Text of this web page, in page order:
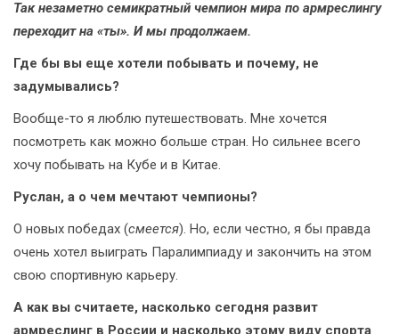
Так незаметно семикратный чемпион мира по армреслингу
переходит на «ты». И мы продолжаем.
Где бы вы еще хотели побывать и почему, не
задумывались?
Вообще-то я люблю путешествовать. Мне хочется
посмотреть как можно больше стран. Но сильнее всего
хочу побывать на Кубе и в Китае.
Руслан, а о чем мечтают чемпионы?
О новых победах (смеется). Но, если честно, я бы правда
очень хотел выиграть Паралимпиаду и закончить на этом
свою спортивную карьеру.
А как вы считаете, насколько сегодня развит
армреслинг в России и насколько этому виду спорта